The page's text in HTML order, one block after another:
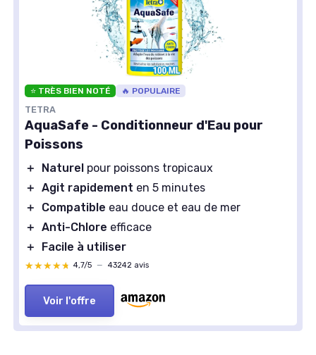
⭐ TRÈS BIEN NOTÉ 🔥 POPULAIRE
TETRA
AquaSafe - Conditionneur d'Eau pour
Poissons
＋ Naturel pour poissons tropicaux
＋ Agit rapidement en 5 minutes
＋
Compatible eau douce et eau de mer
＋ Anti-Chlore efficace
＋
Facile à utiliser
★★★★★
★★★★★ 4,7/5 — 43242 avis
Voir l'offre